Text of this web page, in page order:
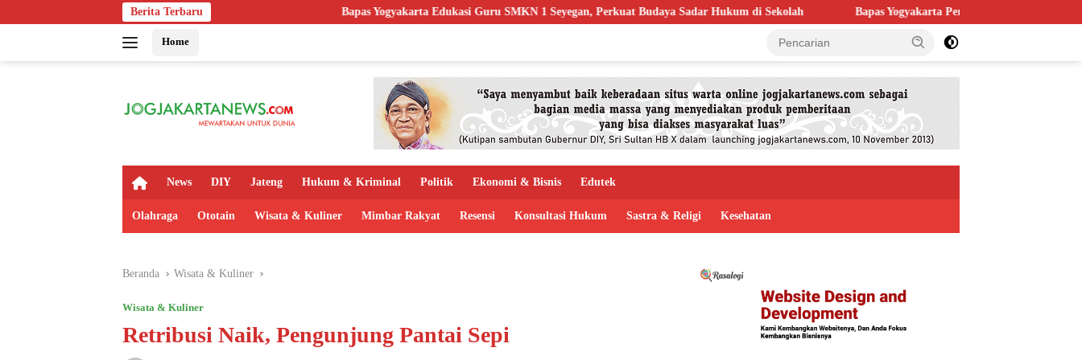
ke
Berita Terbaru Bapas Yogyakarta Edukasi Guru SMKN 1 Seyegan, Perkuat Budaya Sadar Hukum di Sekolah Bapas Yogyakarta Perkuat Kolaborasi dengan Poltek Imipas,
Home
H
m
News DIY Jateng Hukum & Kriminal Politik Ekonomi & Bisnis Edutek
Olahraga Ototain Wisata & Kuliner Mimbar Rakyat Resensi Konsultasi Hukum Sastra & Religi Kesehatan
Beranda Wisata & Kuliner
Wisata & Kuliner
Retribusi Naik, Pengunjung Pantai Sepi